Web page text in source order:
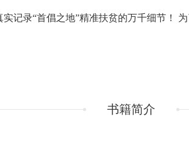
记录“首倡之地”精准扶贫的万千细节！
书籍简介